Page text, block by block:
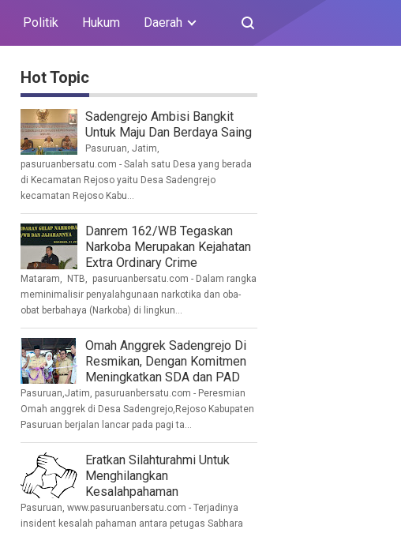
Politik Hukum Daerah
Hot Topic
Sadengrejo Ambisi Bangkit
Untuk Maju Dan Berdaya Saing
Pasuruan, Jatim,
pasuruanbersatu.com - Salah satu Desa yang berada
di Kecamatan Rejoso yaitu Desa Sadengrejo
kecamatan Rejoso Kabu...
Danrem 162/WB Tegaskan
Narkoba Merupakan Kejahatan
Extra Ordinary Crime
Mataram, NTB, pasuruanbersatu.com - Dalam rangka
meminimalisir penyalahgunaan narkotika dan oba-
obat berbahaya (Narkoba) di lingkun...
Omah Anggrek Sadengrejo Di
Resmikan, Dengan Komitmen
Meningkatkan SDA dan PAD
Pasuruan,Jatim, pasuruanbersatu.com - Peresmian
Omah anggrek di Desa Sadengrejo,Rejoso Kabupaten
Pasuruan berjalan lancar pada pagi ta...
Eratkan Silahturahmi Untuk
Menghilangkan
Kesalahpahaman
Pasuruan, www.pasuruanbersatu.com - Terjadinya
insident kesalah pahaman antara petugas Sabhara